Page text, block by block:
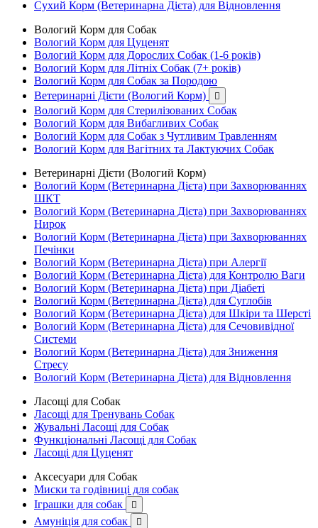
Сухий Корм (Ветеринарна Дієта) для Відновлення
Вологий Корм для Собак
Вологий Корм для Цуценят
Вологий Корм для Дорослих Собак (1-6 років)
Вологий Корм для Літніх Собак (7+ років)
Вологий Корм для Собак за Породою
Ветеринарні Дієти (Вологий Корм)

Вологий Корм для Стерилізованих Собак
Вологий Корм для Вибагливих Собак
Вологий Корм для Собак з Чутливим Травленням
Вологий Корм для Вагітних та Лактуючих Собак
Ветеринарні Дієти (Вологий Корм)
Вологий Корм (Ветеринарна Дієта) при Захворюваннях
ШКТ
Вологий Корм (Ветеринарна Дієта) при Захворюваннях
Нирок
Вологий Корм (Ветеринарна Дієта) при Захворюваннях
Печінки
Вологий Корм (Ветеринарна Дієта) при Алергії
Вологий Корм (Ветеринарна Дієта) для Контролю Ваги
Вологий Корм (Ветеринарна Дієта) при Діабеті
Вологий Корм (Ветеринарна Дієта) для Суглобів
Вологий Корм (Ветеринарна Дієта) для Шкіри та Шерсті
Вологий Корм (Ветеринарна Дієта) для Сечовивідної
Системи
Вологий Корм (Ветеринарна Дієта) для Зниження
Стресу
Вологий Корм (Ветеринарна Дієта) для Відновлення
Ласощі для Собак
Ласощі для Тренувань Собак
Жувальні Ласощі для Собак
Функціональні Ласощі для Собак
Ласощі для Цуценят
Аксесуари для Собак
Миски та годівниці для собак
Іграшки для собак

Амуніція для собак 